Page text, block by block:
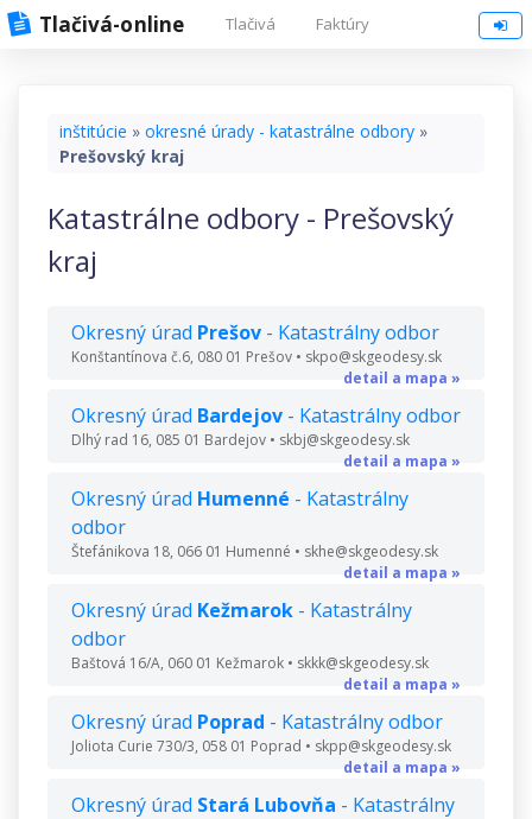
Tlačivá-online Tlačivá Faktúry
inštitúcie » okresné úrady - katastrálne odbory »
Prešovský kraj
Katastrálne odbory - Prešovský
kraj
Okresný úrad Prešov - Katastrálny odbor
Konštantínova č.6, 080 01 Prešov • skpo@skgeodesy.sk
detail a mapa »
Okresný úrad Bardejov - Katastrálny odbor
Dlhý rad 16, 085 01 Bardejov • skbj@skgeodesy.sk
detail a mapa »
Okresný úrad Humenné - Katastrálny
odbor
Štefánikova 18, 066 01 Humenné • skhe@skgeodesy.sk
detail a mapa »
Okresný úrad Kežmarok - Katastrálny
odbor
Baštová 16/A, 060 01 Kežmarok • skkk@skgeodesy.sk
detail a mapa »
Okresný úrad Poprad - Katastrálny odbor
Joliota Curie 730/3, 058 01 Poprad • skpp@skgeodesy.sk
detail a mapa »
Okresný úrad Stará Lubovňa - Katastrálny